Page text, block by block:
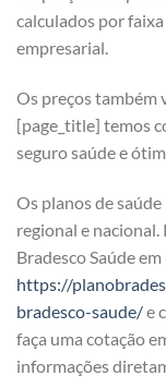
calculados por
empresarial.
Os preços também
[page_title] temos
seguro saúde e
Os planos de
regional e
Bradesco Saúde
https://
bradesco-saude/e
faça uma cotação
informações